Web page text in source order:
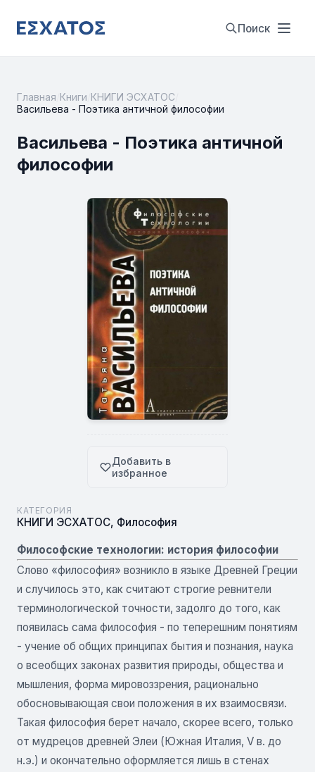
Поиск
Главная Книги КНИГИ ЭСХАТОС
Васильева - Поэтика античной философии
Васильева - Поэтика античной
философии
Добавить в
избранное
КАТЕГОРИЯ
КНИГИ ЭСХАТОС, Философия
Философские технологии: история философии
Слово «философия» возникло в языке Древней Греции
и случилось это, как считают строгие ревнители
терминологической точности, задолго до того, как
появилась сама философия - по теперешним понятиям
- учение об общих принципах бытия и познания, наука
о всеобщих законах развития природы, общества и
мышления, форма мировоззрения, рационально
обосновывающая свои положения в их взаимосвязи.
Такая философия берет начало, скорее всего, только
от мудрецов древней Элеи (Южная Италия, V в. до
н.э.) и окончательно оформляется лишь в стенах